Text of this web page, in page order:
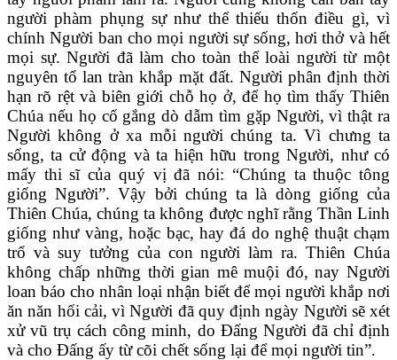
người phàm phụng sự như thể thiếu thốn điều gì, vì
chính Người ban cho mọi người sự sống, hơi thở và hết
mọi sự. Người đã làm cho toàn thể loài người từ một
nguyên tổ lan tràn khắp mặt đất. Người phân định thời
hạn rõ rệt và biên giới chỗ họ ở, để họ tìm thấy Thiên
Chúa nếu họ cố gắng dò dẫm tìm gặp Người, vì thật ra
Người không ở xa mỗi người chúng ta. Vì chưng ta
sống, ta cử động và ta hiện hữu trong Người, như có
mấy thi sĩ của quý vị đã nói: “Chúng ta thuộc tông
giống Người”. Vậy bởi chúng ta là dòng giống của
Thiên Chúa, chúng ta không được nghĩ rằng Thần Linh
giống như vàng, hoặc bạc, hay đá do nghệ thuật chạm
trổ và suy tưởng của con người làm ra. Thiên Chúa
không chấp những thời gian mê muội đó, nay Người
loan báo cho nhân loại nhận biết để mọi người khắp nơi
ăn năn hối cải, vì Người đã quy định ngày Người sẽ xét
xử vũ trụ cách công minh, do Ðấng Người đã chỉ định
và cho Ðấng ấy từ cõi chết sống lại để mọi người tin”.